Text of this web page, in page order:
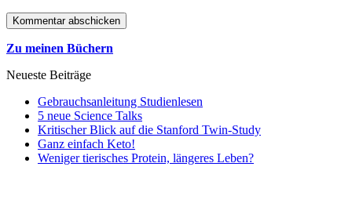
Zu meinen Büchern
Neueste Beiträge
Gebrauchsanleitung Studienlesen
5 neue Science Talks
Kritischer Blick auf die Stanford Twin-Study
Ganz einfach Keto!
Weniger tierisches Protein, längeres Leben?